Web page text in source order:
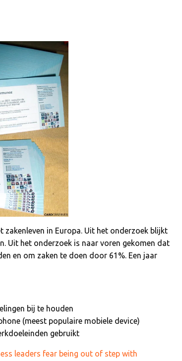
zakenleven in Europa. Uit het onderzoek blijkt
Uit het onderzoek is naar voren gekomen dat
en om zaken te doen door 61%. Een jaar
bij te houden
(meest populaire mobiele device)
gebruikt
leaders fear being out of step with